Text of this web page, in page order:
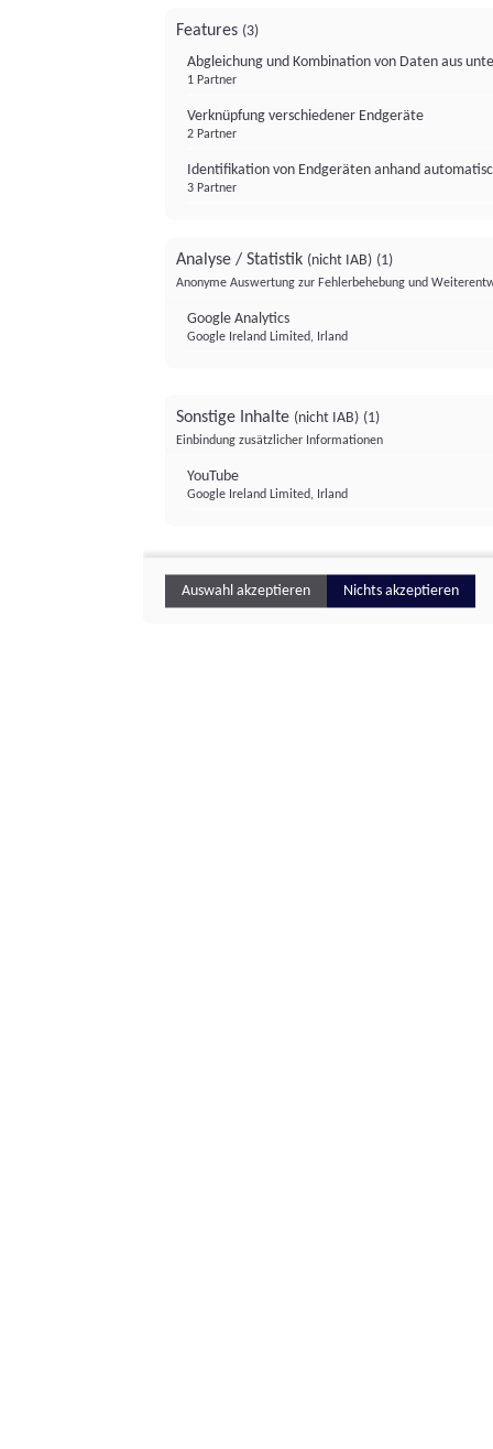
Features (3)
Abgleichung und Kombination von Daten aus
1 Partner
Verknüpfung verschiedener Endgeräte
2 Partner
Identifikation von Endgeräten anhand
3 Partner
Analyse / Statistik (nicht IAB) (1)
Anonyme Auswertung zur Fehlerbehebung und
Google Analytics
Google Ireland Limited, Irland
Sonstige Inhalte (nicht IAB) (1)
Einbindung zusätzlicher Informationen
YouTube
Google Ireland Limited, Irland
Auswahl akzeptieren Nichts akzeptieren